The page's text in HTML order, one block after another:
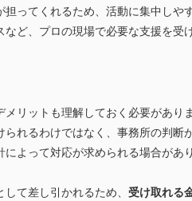
ってくれるため、活動に集中し
ど、プロの現場で必要な支援を受
リットも理解しておく必要があり
れるわけではなく、事務所の判
よって対応が求められる場合があり
て差し引かれるため、 受け取れる